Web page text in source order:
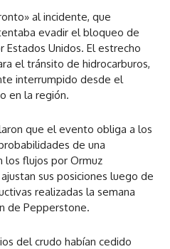
al incidente, que
evadir el bloqueo de
Unidos. El estrecho
el tránsito de hidrocarburos,
interrumpido desde el
en la región.
que el evento obliga a los
de una
los flujos por Ormuz
sus posiciones luego de
realizadas la semana
de Pepperstone.
del crudo habían cedido